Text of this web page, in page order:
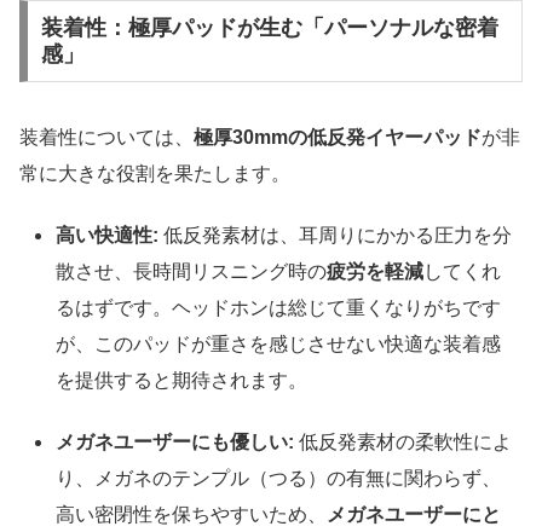
装着性：極厚パッドが生む「パーソナルな密着
感」
装着性については、 極厚30mmの低反発イヤーパッドが非
常に大きな役割を果たします。
高い快適性: 低反発素材は、耳周りにかかる圧力を分
散させ、長時間リスニング時の疲労を軽減してくれ
るはずです。ヘッドホンは総じて重くなりがちです
が、このパッドが重さを感じさせない快適な装着感
を提供すると期待されます。
メガネユーザーにも優しい: 低反発素材の柔軟性によ
り、メガネのテンプル（つる）の有無に関わらず、
高い密閉性を保ちやすいため、
メガネユーザーにと